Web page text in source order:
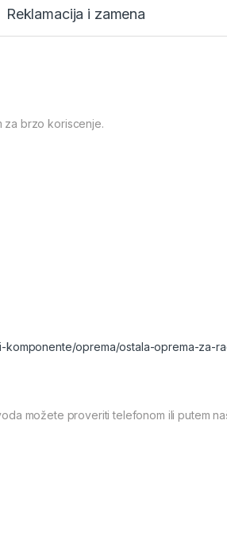
Reklamacija i zamena
za brzo koriscenje.
oprema/ostala-oprema-za-
možete proveriti telefonom ili putem